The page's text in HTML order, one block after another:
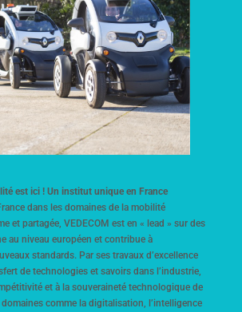
est ici ! Un institut unique en France
dans les domaines de la mobilité
et partagée, VEDECOM est en « lead » sur des
au niveau européen et contribue à
standards. Par ses travaux d’excellence
de technologies et savoirs dans l’industrie,
et à la souveraineté technologique de
domaines comme la digitalisation, l’intelligence